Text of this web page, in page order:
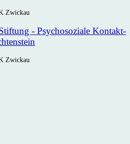
Zwickau
- Psychosoziale Kontakt-
Zwickau